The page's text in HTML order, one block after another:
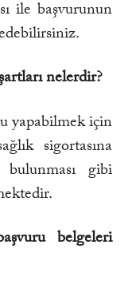
ile başvurunun
nelerdir?
yapabilmek için
sigortasına
gibi
belgeleri